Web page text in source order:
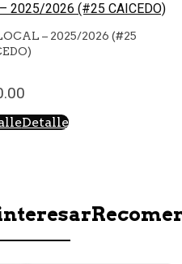
2025/2026 (#25 CAICEDO)
– 2025/2026 (#25
00
Detalle